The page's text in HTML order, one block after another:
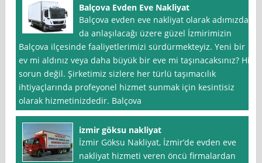
Balçova Evden Eve Nakliyat
Balçova evden eve nakliyat olarak adımızdan
da anlaşılacağı üzere güzel İzmirimizin
Balçova ilçesinde faaliyetlerimizi sürdürmekteyiz. Yeni bir
ev mi aldınız veya daha büyük bir eve mi taşınacaksınız? Hiç
sorun değil. Şirketimiz sizlere her türlü taşımacılık
ihtiyaçlarında profeyonel hizmet sunmak için kesintisiz
olarak hizmetinizdedir. Balçova
izmir göksu nakliyat
İzmir Göksu Nakliyat, İzmir’de evden eve
nakliyat hizmeti veren öncü firmalardan